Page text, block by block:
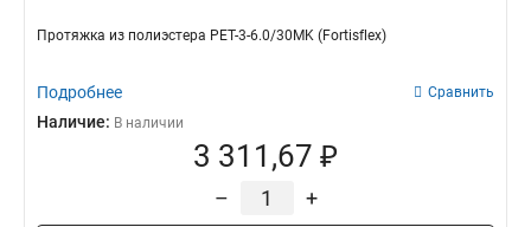
Протяжка из полиэстера PET-3-6.0/30MK (Fortisflex)
Подробнее Сравнить
Наличие: В наличии
3 311,67 ₽
– +